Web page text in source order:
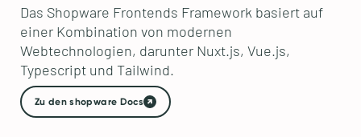
Das Shopware Frontends Framework basiert auf
einer Kombination von modernen
Webtechnologien, darunter Nuxt.js, Vue.js,
Typescript und Tailwind.
Zu den shopware Docs